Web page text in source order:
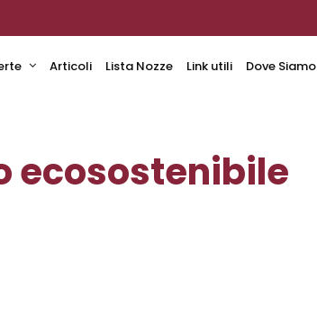
Articoli Lista Nozze Link utili Dove Siamo
ecosostenibile